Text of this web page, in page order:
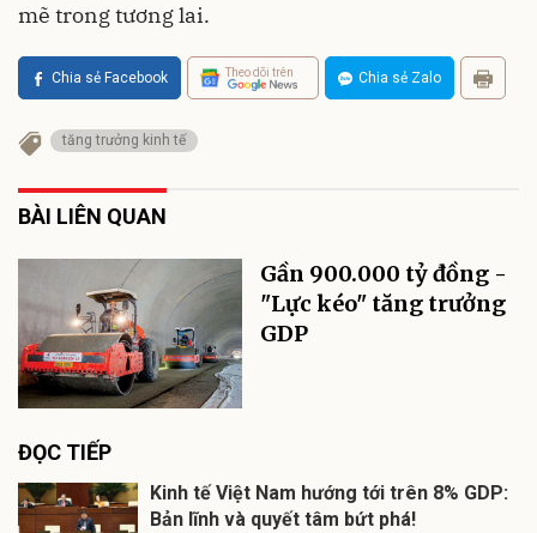
mẽ trong tương lai.
Chia sẻ Facebook Theo dõi trên Chia sẻ Zalo
tăng trưởng kinh tế
BÀI LIÊN QUAN
Gần 900.000 tỷ đồng -
"Lực kéo" tăng trưởng
GDP
ĐỌC TIẾP
Kinh tế Việt Nam hướng tới trên 8% GDP:
Bản lĩnh và quyết tâm bứt phá!